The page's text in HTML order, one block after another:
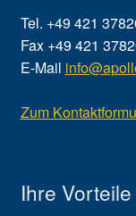
Tel. +49 421
Fax +49 421
E-Mail
Zum
Ihre Vorteile